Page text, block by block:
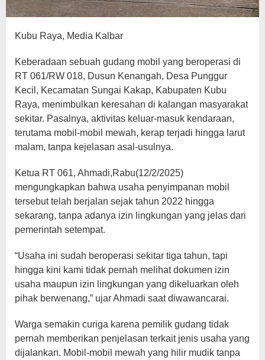
Kubu Raya, Media Kalbar
Keberadaan sebuah gudang mobil yang beroperasi di
RT 061/RW 018, Dusun Kenangah, Desa Punggur
Kecil, Kecamatan Sungai Kakap, Kabupaten Kubu
Raya, menimbulkan keresahan di kalangan masyarakat
sekitar. Pasalnya, aktivitas keluar-masuk kendaraan,
terutama mobil-mobil mewah, kerap terjadi hingga larut
malam, tanpa kejelasan asal-usulnya.
Ketua RT 061, Ahmadi,Rabu(12/2/2025)
mengungkapkan bahwa usaha penyimpanan mobil
tersebut telah berjalan sejak tahun 2022 hingga
sekarang, tanpa adanya izin lingkungan yang jelas dari
pemerintah setempat.
“Usaha ini sudah beroperasi sekitar tiga tahun, tapi
hingga kini kami tidak pernah melihat dokumen izin
usaha maupun izin lingkungan yang dikeluarkan oleh
pihak berwenang,” ujar Ahmadi saat diwawancarai.
Warga semakin curiga karena pemilik gudang tidak
pernah memberikan penjelasan terkait jenis usaha yang
dijalankan. Mobil-mobil mewah yang hilir mudik tanpa